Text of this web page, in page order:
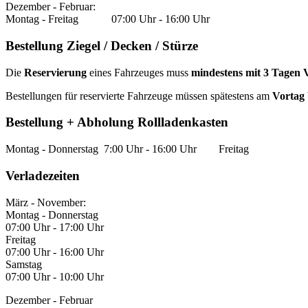
Dezember - Februar:
Montag - Freitag 07:00 Uhr - 16:00 Uhr
Bestellung Ziegel / Decken / Stürze
Die Reservierung eines Fahrzeuges muss mindestens mit 3 Tagen
Bestellungen für reservierte Fahrzeuge müssen spätestens am Vortag
Bestellung + Abholung Rollladenkasten
Montag - Donnerstag 7:00 Uhr - 16:00 Uhr Freitag
Verladezeiten
März - November:
Montag - Donnerstag
07:00 Uhr - 17:00 Uhr
Freitag
07:00 Uhr - 16:00 Uhr
Samstag
07:00 Uhr - 10:00 Uhr
Dezember - Februar